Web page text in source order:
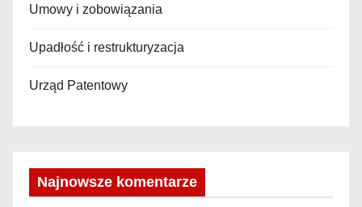
Umowy i zobowiązania
Upadłość i restrukturyzacja
Urząd Patentowy
Najnowsze komentarze